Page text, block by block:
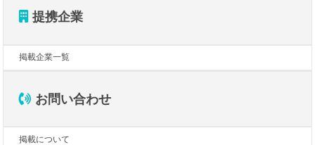
提携企業
掲載企業一覧
お問い合わせ
掲載について